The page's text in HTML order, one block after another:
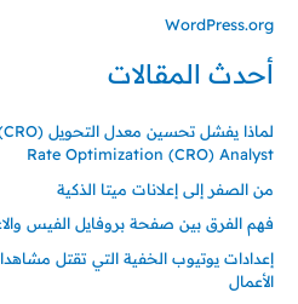
WordPress.org
أحدث المقالات
Rate Optimization (CRO) Analyst
من الصفر إلى إعلانات ميتا الذكية
فهم الفرق بين صفحة بروفايل الفيس
إعدادات يوتيوب الخفية التي تقتل
الأعمال